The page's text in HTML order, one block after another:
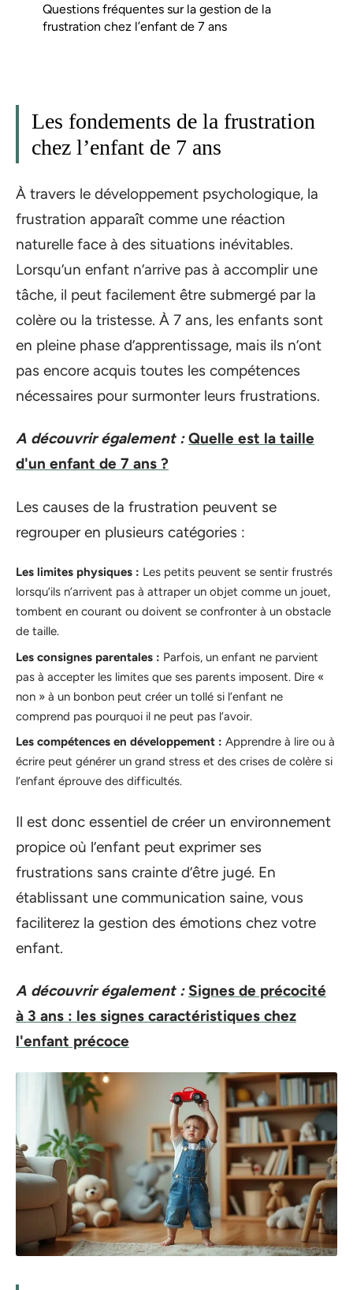
Questions fréquentes sur la gestion de la
frustration chez l’enfant de 7 ans
Les fondements de la frustration
chez l’enfant de 7 ans
À travers le développement psychologique, la
frustration apparaît comme une réaction
naturelle face à des situations inévitables.
Lorsqu’un enfant n’arrive pas à accomplir une
tâche, il peut facilement être submergé par la
colère ou la tristesse. À 7 ans, les enfants sont
en pleine phase d’apprentissage, mais ils n’ont
pas encore acquis toutes les compétences
nécessaires pour surmonter leurs frustrations.
A découvrir également : Quelle est la taille
d'un enfant de 7 ans ?
Les causes de la frustration peuvent se
regrouper en plusieurs catégories :
Les limites physiques : Les petits peuvent se sentir frustrés
lorsqu’ils n’arrivent pas à attraper un objet comme un jouet,
tombent en courant ou doivent se confronter à un obstacle
de taille.
Les consignes parentales : Parfois, un enfant ne parvient
pas à accepter les limites que ses parents imposent. Dire «
non » à un bonbon peut créer un tollé si l’enfant ne
comprend pas pourquoi il ne peut pas l’avoir.
Les compétences en développement : Apprendre à lire ou à
écrire peut générer un grand stress et des crises de colère si
l’enfant éprouve des difficultés.
Il est donc essentiel de créer un environnement
propice où l’enfant peut exprimer ses
frustrations sans crainte d’être jugé. En
établissant une communication saine, vous
faciliterez la gestion des émotions chez votre
enfant.
A découvrir également : Signes de précocité
à 3 ans : les signes caractéristiques chez
l'enfant précoce